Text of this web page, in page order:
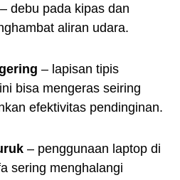
– debu pada kipas dan
aliran udara.
– lapisan tipis
bisa mengeras seiring
efektivitas pendinginan.
– penggunaan laptop di
sering menghalangi